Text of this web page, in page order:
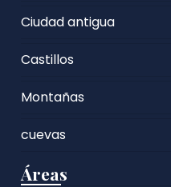
Ciudad antigua
Castillos
Montañas
cuevas
Áreas